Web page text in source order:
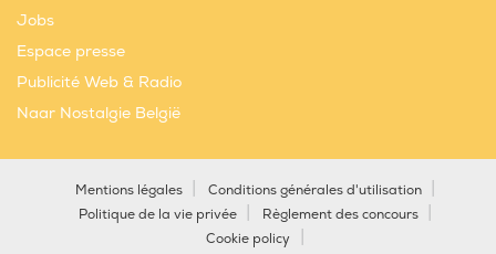
Jobs
Espace presse
Publicité Web & Radio
Naar Nostalgie België
Mentions légales
Conditions générales d'utilisation
Politique de la vie privée
Règlement des concours
Cookie policy